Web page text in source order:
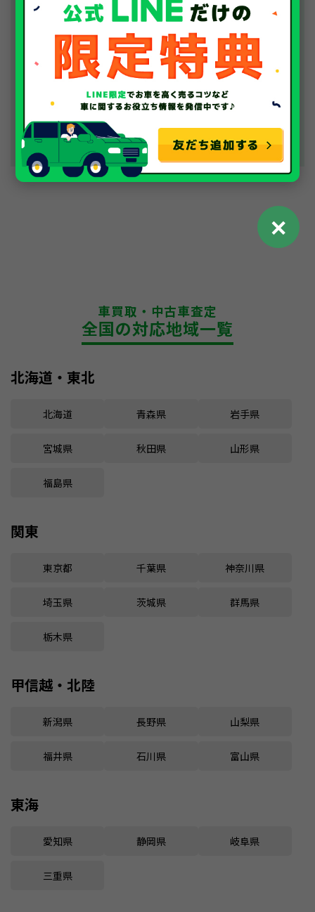
車買取・中古車査定
全国の対応地域一覧
北海道・東北
北海道 青森県 岩手県
宮城県 秋田県 山形県
福島県
関東
東京都 千葉県 神奈川県
埼玉県 茨城県 群馬県
栃木県
甲信越・北陸
新潟県 長野県 山梨県
福井県 石川県 富山県
東海
愛知県 静岡県 岐阜県
三重県
✕